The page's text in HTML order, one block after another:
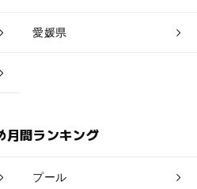
愛媛県
月間ランキング
プール